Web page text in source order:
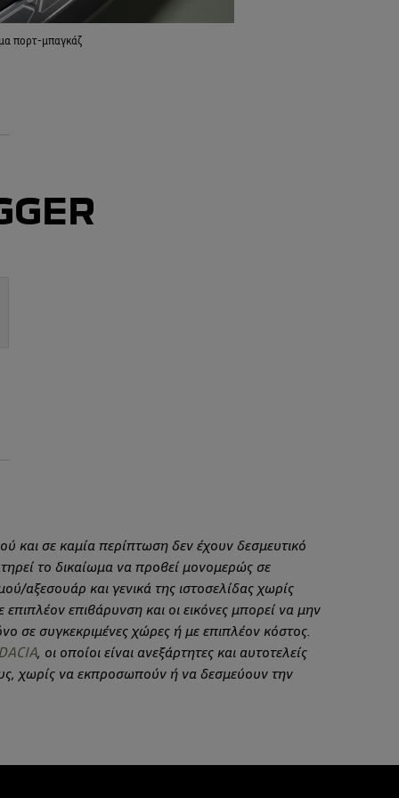
πορτ-μπαγκάζ
και σε καμία περίπτωση δεν έχουν δεσμευτικό
το δικαίωμα να προβεί μονομερώς σε
αξεσουάρ και γενικά της ιστοσελίδας χωρίς
επιβάρυνση και οι εικόνες μπορεί να μην
σε συγκεκριμένες χώρες ή με επιπλέον κόστος.
, οι οποίοι είναι ανεξάρτητες και αυτοτελείς
χωρίς να εκπροσωπούν ή να δεσμεύουν την